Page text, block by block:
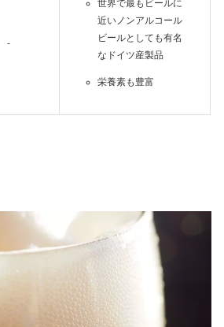
-
世界で最もビールに
近いノンアルコール
ビールとしても有名
なドイツ産製品
栄養素も豊富